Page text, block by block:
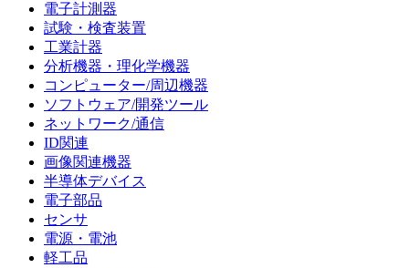
電子計測器
試験・検査装置
工業計器
分析機器・理化学機器
コンピューター/周辺機器
ソフトウェア/開発ツール
ネットワーク/通信
ID関連
画像関連機器
半導体デバイス
電子部品
センサ
電源・電池
軽工品